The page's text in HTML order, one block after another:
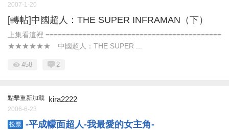
2007-1-20
[轉帖]中國超人：THE SUPER INFRAMAN（下）
上集看這裡 ===========================================
★★★★★★ 中國超人：THE SUPER ...
458 2
點擊重新加載 kira2222
2006-6-23
投票 -平成幪面超人-我最愛的女主角-